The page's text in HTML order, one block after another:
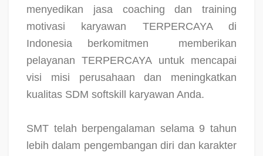
menyedikan jasa coaching dan training
motivasi karyawan TERPERCAYA di
Indonesia berkomitmen
memberikan
pelayanan TERPERCAYA untuk mencapai
visi misi perusahaan dan meningkatkan
kualitas SDM softskill karyawan Anda.
SMT telah berpengalaman selama 9 tahun
lebih dalam pengembangan diri dan karakter